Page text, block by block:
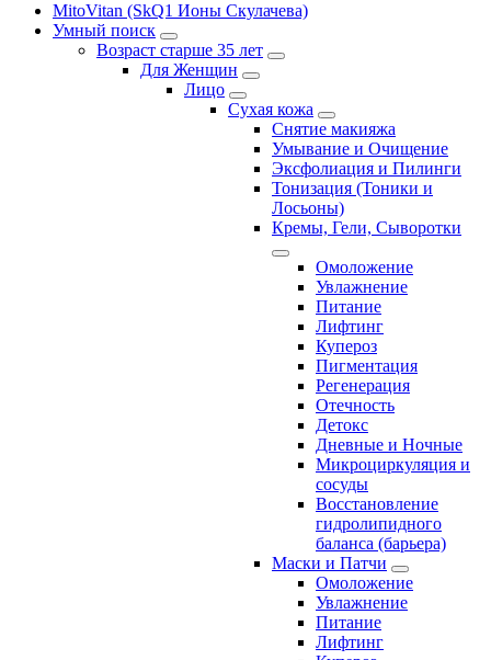
MitoVitan (SkQ1 Ионы Скулачева)
Умный поиск
Возраст старше 35 лет
Для Женщин
Лицо
Сухая кожа
Снятие макияжа
Умывание и Очищение
Эксфолиация и Пилинги
Тонизация (Тоники и
Лосьоны)
Кремы, Гели, Сыворотки
Омоложение
Увлажнение
Питание
Лифтинг
Купероз
Пигментация
Регенерация
Отечность
Детокс
Дневные и Ночные
Микроциркуляция и
сосуды
Восстановление
гидролипидного
баланса (барьера)
Маски и Патчи
Омоложение
Увлажнение
Питание
Лифтинг